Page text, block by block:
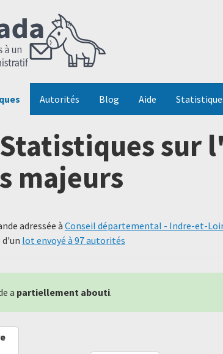
Autorités Blog Aide
sur
majeurs
adressée à Conseil départemental - Indre-et-
d'un lot envoyé à 97 autorités
a partiellement abouti.